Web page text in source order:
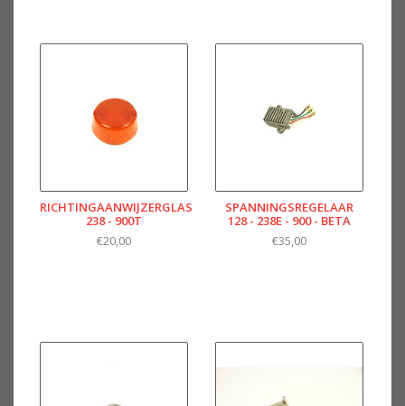
RICHTINGAANWIJZERGLAS
238 - 900T
€20,00
SPANNINGSREGELAAR
128 - 238E - 900 - BETA
€35,00